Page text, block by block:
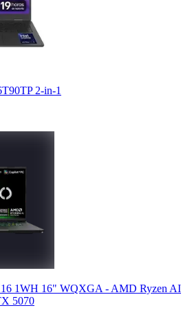
2-in-1
1WH 16" WQXGA - AMD Ryzen AI
5070